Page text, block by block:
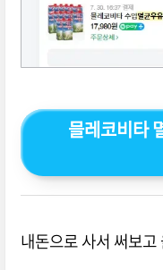
믈레코비타
내돈으로 사서 써보고